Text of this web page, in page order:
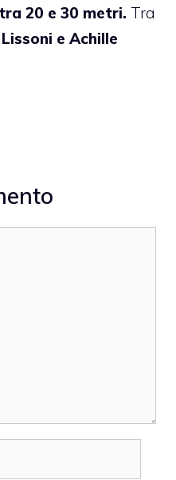
20 e 30 metri. Tra
e Achille